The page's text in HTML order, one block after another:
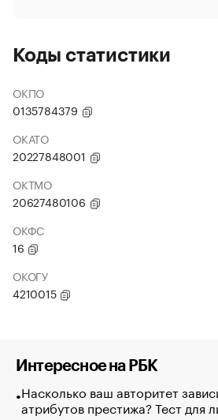
Коды статистики
ОКПО
0135784379
ОКАТО
20227848001
ОКТМО
20627480106
ОКФС
16
ОКОГУ
4210015
Интересное на РБК
Насколько ваш авторитет
атрибутов престижа? Тест для